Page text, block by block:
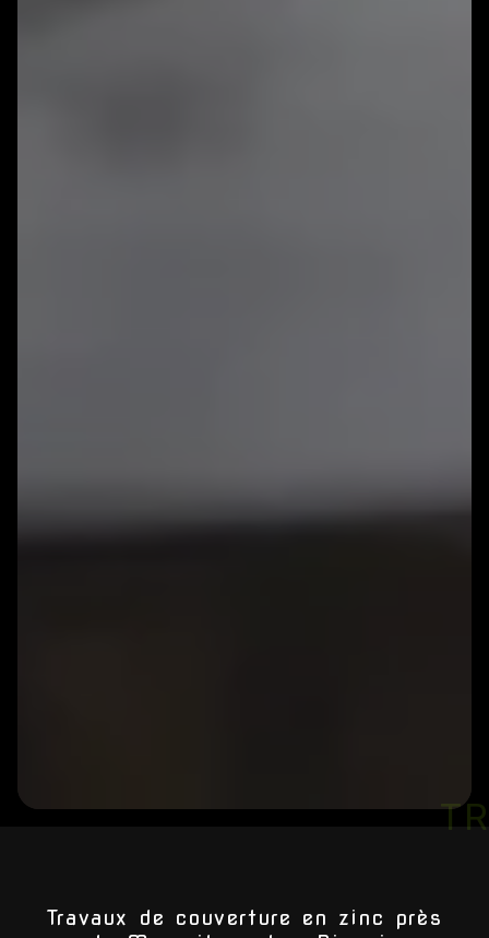
Travaux de couverture en zinc près
TRAVAUX DE